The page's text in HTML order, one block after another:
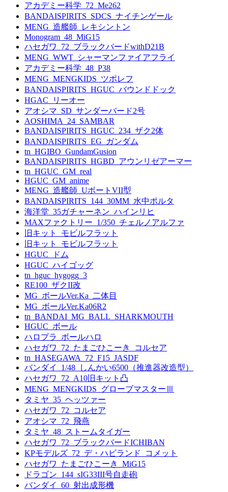
アカデミー科学_72_Me262
BANDAISPIRITS_SDCS_ナイチンゲール
MENG_造艦師_レキシントン
Monogram_48_MiG15
ハセガワ_72_ブラックバードwithD21B
MENG_WWT_シャーマンファイアフライ
アカデミー科学_48_P38
MENG_MENGKIDS_ツポレフ
BANDAISPIRITS_HGUC_バウンドドック
HGAC_リーオー
アオシマ_SD_サンダーバード2号
AOSHIMA_24_SAMBAR
BANDAISPIRITS_HGUC_234_ザク2体
BANDAISPIRITS_EG_ガンダム
tn_HGIBO_GundamGusion
BANDAISPIRITS_HGBD_アウンリゼアーマー
tn_HGUC_GM_real
HGUC_GM_anime
MENG_造艦師_UボートVII型
BANDAISPIRITS_144_30MM_水中ポルタ
海洋堂_35ガチャーネン_ハインリヒ
MAXファクトリー_1/350_チェルノアルファ
旧キット_モビルフラット
旧キット_モビルフラット
HGUC_ドム
HGUC_ハイゴッグ
tn_hguc_hygogg_3
RE100_ザクII改
MG_ボールVer.Ka_二体目
MG_ボールVer.Ka06R2
tn_BANDAI_MG_BALL_SHARKMOUTH
HGUC_ボール
ハロプラ_ボールハロ
ハセガワ_72_たまごひこーき_コルセア
tn_HASEGAWA_72_F15_JASDF
バンダイ_1/48_しんかい6500（推進器改造型）
ハセガワ_72_A10旧キット凸
MENG_MENGKIDS_グローブマスターⅢ
タミヤ_35_ヘッツァー
ハセガワ_72_コルセア
アオシマ_72_飛燕
タミヤ_48_ストームタイガー
ハセガワ_72_ブラックバードICHIBAN
KPモデルズ_72_デ・ハビランド_コメット
ハセガワ_たまごひこーき_MiG15
ドラゴン_144_sIG33III号自走砲
バンダイ_60_射出成形機